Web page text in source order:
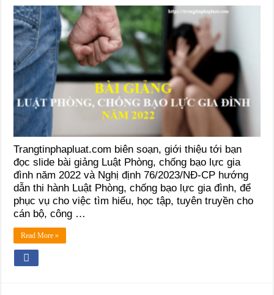
Trangtinphapluat.com biên soạn, giới thiệu tới bạn
đọc slide bài giảng Luật Phòng, chống bạo lực gia
đình năm 2022 và Nghị định 76/2023/NĐ-CP hướng
dẫn thi hành Luật Phòng, chống bạo lực gia đình, để
phục vụ cho việc tìm hiểu, học tập, tuyên truyền cho
cán bộ, công …
Read More »